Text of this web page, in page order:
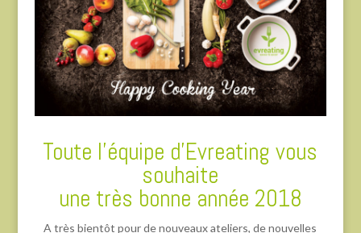
Toute l’équipe d’Evreating vous
souhaite
une très bonne année 2018
A très bientôt pour de nouveaux ateliers, de nouvelles